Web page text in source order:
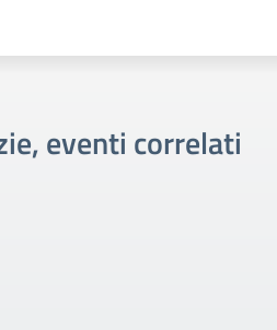
eventi correlati